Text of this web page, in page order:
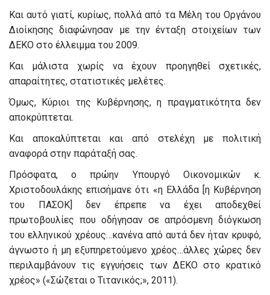
Και αυτό γιατί, κυρίως, πολλά από τα Μέλη του Οργάνου
Διοίκησης διαφώνησαν με την ένταξη στοιχείων των
ΔΕΚΟ στο έλλειμμα του 2009.
Και μάλιστα χωρίς να έχουν προηγηθεί σχετικές,
απαραίτητες, στατιστικές μελέτες.
Όμως, Κύριοι της Κυβέρνησης, η πραγματικότητα δεν
αποκρύπτεται.
Και αποκαλύπτεται και από στελέχη με πολιτική
αναφορά στην παράταξή σας.
Πρόσφατα, ο πρώην Υπουργό Οικονομικών κ.
Χριστοδουλάκης επισήμανε ότι «η Ελλάδα [η Κυβέρνηση
του ΠΑΣΟΚ] δεν έπρεπε να έχει αποδεχθεί
πρωτοβουλίες που οδήγησαν σε απρόσμενη διόγκωση
του ελληνικού χρέους…κανένα από αυτά δεν ήταν κρυφό,
άγνωστο ή μη εξυπηρετούμενο χρέος…άλλες χώρες δεν
περιλαμβάνουν τις εγγυήσεις των ΔΕΚΟ στο κρατικό
χρέος» («Σώζεται ο Τιτανικός;», 2011).